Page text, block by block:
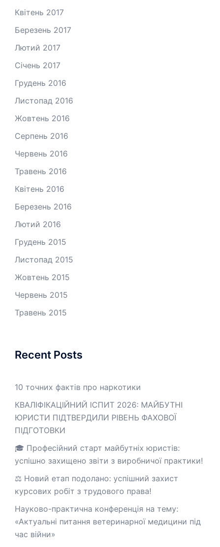
Квітень 2017
Березень 2017
Лютий 2017
Січень 2017
Грудень 2016
Листопад 2016
Жовтень 2016
Серпень 2016
Червень 2016
Травень 2016
Квітень 2016
Березень 2016
Лютий 2016
Грудень 2015
Листопад 2015
Жовтень 2015
Червень 2015
Травень 2015
Recent Posts
10 точних фактів про наркотики
КВАЛІФІКАЦІЙНИЙ ІСПИТ 2026: МАЙБУТНІ
ЮРИСТИ ПІДТВЕРДИЛИ РІВЕНЬ ФАХОВОЇ
ПІДГОТОВКИ
🎓 Професійний старт майбутніх юристів:
успішно захищено звіти з виробничої практики!
⚖️ Новий етап подолано: успішний захист
курсових робіт з трудового права!
Науково-практична конференція на тему:
«Актуальні питання ветеринарної медицини під
час війни»